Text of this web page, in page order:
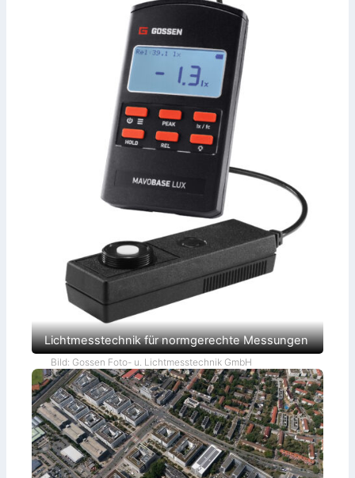
Lichtmesstechnik für normgerechte Messungen
Bild: Gossen Foto- u. Lichtmesstechnik GmbH